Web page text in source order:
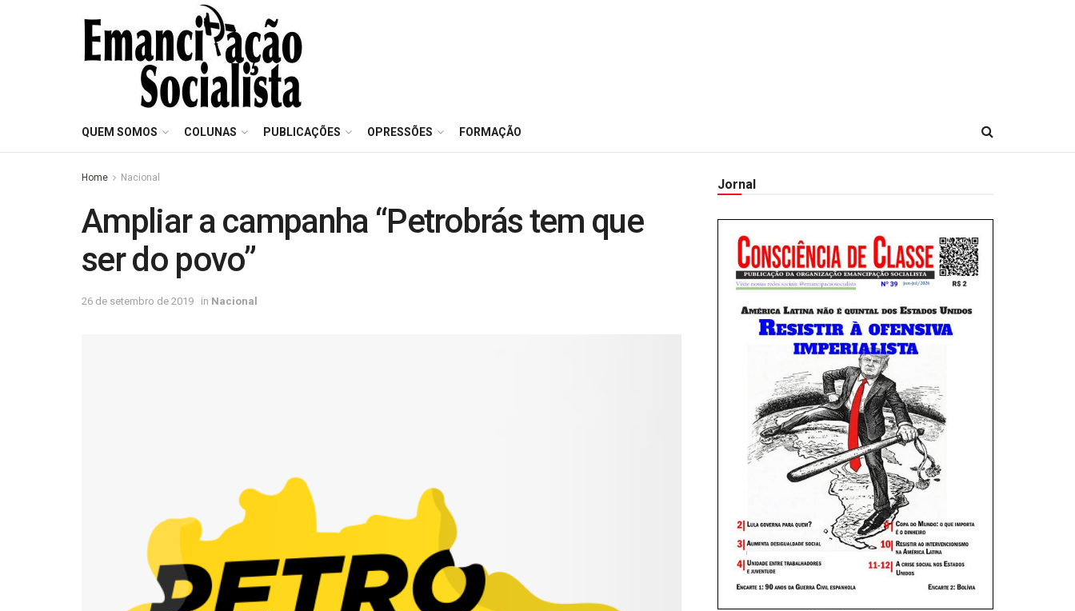
QUEM SOMOS COLUNAS PUBLICAÇÕES OPRESSÕES FORMAÇÃO
Home Nacional
Ampliar a campanha “Petrobrás tem que
ser do povo”
26 de setembro de 2019 in Nacional
Jornal